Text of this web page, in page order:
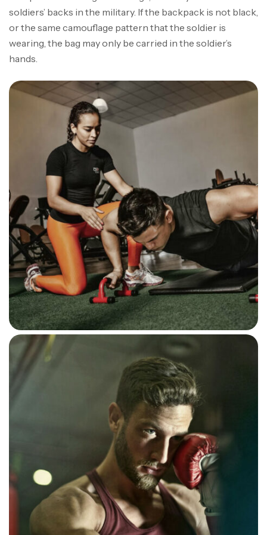
soldiers’ backs in the military. If the backpack is not black,
or the same camouflage pattern that the soldier is
wearing, the bag may only be carried in the soldier’s
hands.